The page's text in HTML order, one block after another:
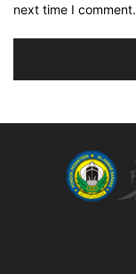
next time I comment.